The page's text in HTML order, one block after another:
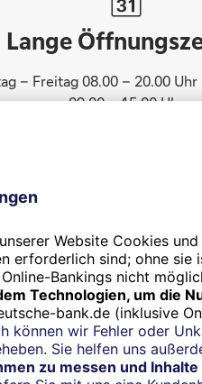
Lange
– Freitag 08.00 – 20.00 Uhr
09.00 – 15.00 Uhr
uns auf
einen Wunschtermin und
Uhr